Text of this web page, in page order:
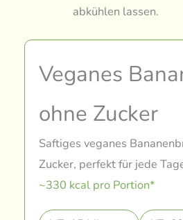
abkühlen lassen.
Veganes
ohne Zucker
Saftiges veganes
Zucker, perfekt für jede
~330 kcal pro Portion*